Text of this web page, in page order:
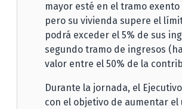
mayor esté en el tramo exento
pero su vivienda supere el
podrá exceder el 5% de sus
segundo tramo de ingresos
valor entre el 50% de la
Durante la jornada, el
con el objetivo de aumentar